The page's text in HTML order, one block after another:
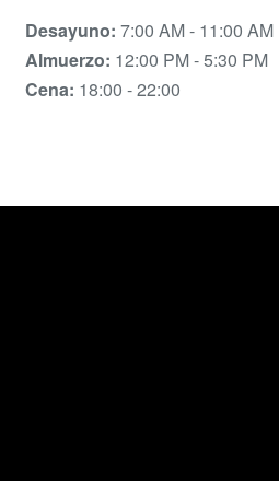
Desayuno: 7:00 AM - 11:00 AM
Almuerzo: 12:00 PM - 5:30 PM
Cena: 18:00 - 22:00